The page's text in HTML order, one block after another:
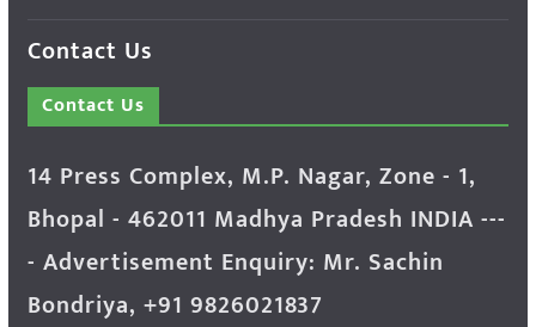
Contact Us
Contact Us
14 Press Complex, M.P. Nagar, Zone - 1,
Bhopal - 462011 Madhya Pradesh INDIA ---
- Advertisement Enquiry: Mr. Sachin
Bondriya, +91 9826021837